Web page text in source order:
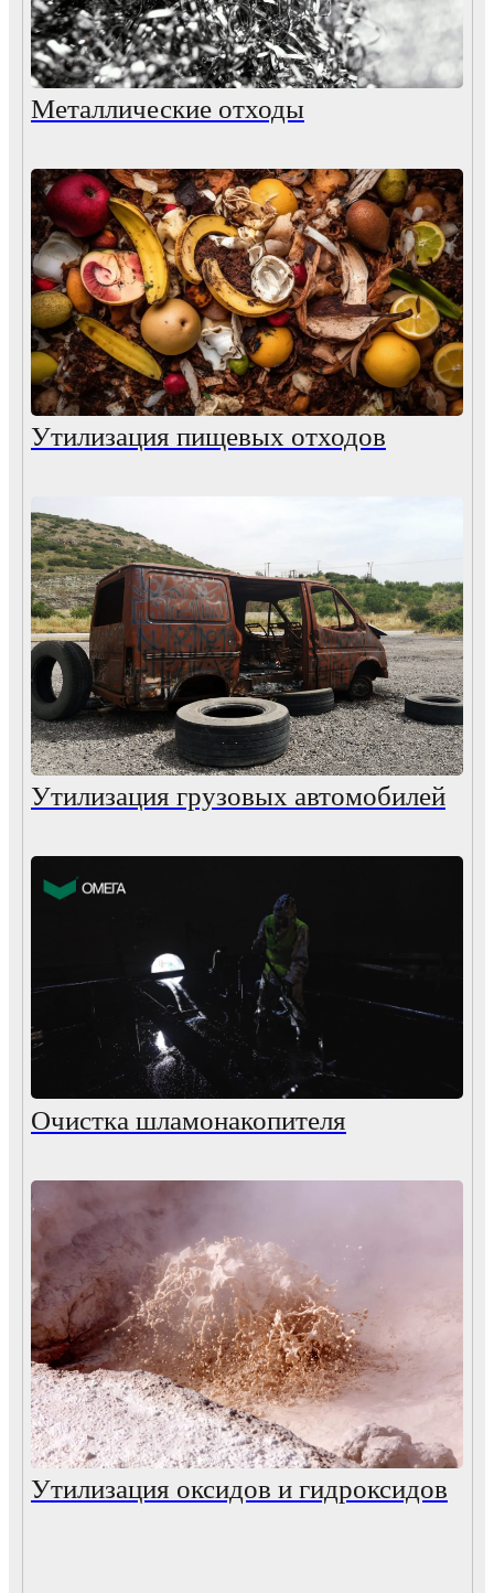
Металлические отходы
Утилизация пищевых отходов
Утилизация грузовых автомобилей
Очистка шламонакопителя
Утилизация оксидов и гидроксидов